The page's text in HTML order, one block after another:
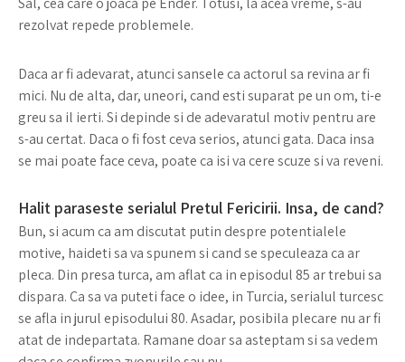
rezolvat repede problemele.
Daca ar fi adevarat, atunci sansele ca actorul sa revina ar fi
mici. Nu de alta, dar, uneori, cand esti suparat pe un om, ti-e
greu sa il ierti. Si depinde si de adevaratul motiv pentru are
s-au certat. Daca o fi fost ceva serios, atunci gata. Daca insa
se mai poate face ceva, poate ca isi va cere scuze si va reveni.
Halit paraseste serialul Pretul Fericirii. Insa, de cand?
Bun, si acum ca am discutat putin despre potentialele
motive, haideti sa va spunem si cand se speculeaza ca ar
pleca. Din presa turca, am aflat ca in episodul 85 ar trebui sa
dispara. Ca sa va puteti face o idee, in Turcia, serialul turcesc
se afla in jurul episodului 80. Asadar, posibila plecare nu ar fi
atat de indepartata. Ramane doar sa asteptam si sa vedem